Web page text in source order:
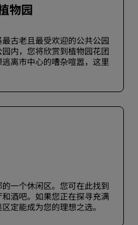
物园
古老且最受欢迎的公共公园
内，您将欣赏到植物园花团
离市中心的嘈杂喧嚣，这里
一个休闲区。您可在此找到
酒吧。如果您正在探寻充满
定能成为您的理想之选。